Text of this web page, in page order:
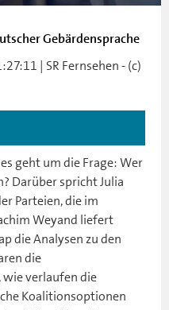
Gebärdensprache
| SR Fernsehen - (c)
geht um die Frage: Wer
Darüber spricht Julia
Parteien, die im
Weyand liefert
die Analysen zu den
die
verlaufen die
Koalitionsoptionen